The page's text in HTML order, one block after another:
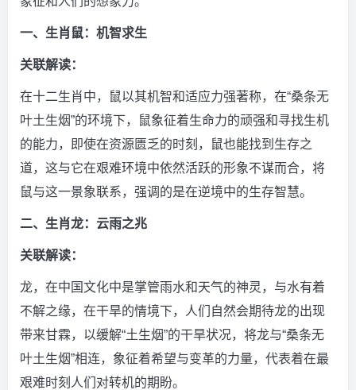
一、生肖鼠：机智求生
关联解读：
在十二生肖中，鼠以其机智和适应力强著称，在“桑条无
叶土生烟”的环境下，鼠象征着生命力的顽强和寻找生机
的能力，即使在资源匮乏的时刻，鼠也能找到生存之
道，这与它在艰难环境中依然活跃的形象不谋而合，将
鼠与这一景象联系，强调的是在逆境中的生存智慧。
二、生肖龙：云雨之兆
关联解读：
龙，在中国文化中是掌管雨水和天气的神灵，与水有着
不解之缘，在干旱的情境下，人们自然会期待龙的出现
带来甘霖，以缓解“土生烟”的干旱状况，将龙与“桑条无
叶土生烟”相连，象征着希望与变革的力量，代表着在最
艰难时刻人们对转机的期盼。